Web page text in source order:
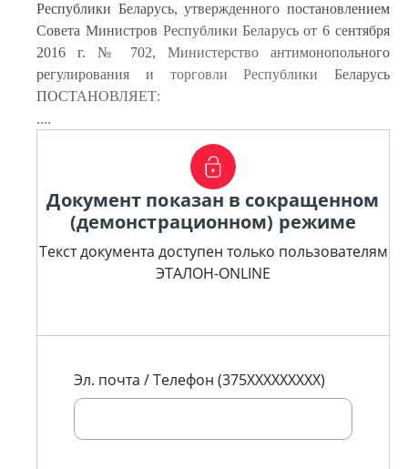
Республики Беларусь, утвержденного постановлением
Совета Министров Республики Беларусь от 6 сентября
2016 г. № 702, Министерство антимонопольного
регулирования и торговли Республики Беларусь
ПОСТАНОВЛЯЕТ:
....
Документ показан в сокращенном
(демонстрационном) режиме
Текст документа доступен только пользователям
ЭТАЛОН-ONLINE
Эл. почта / Телефон (375XXXXXXXXX)